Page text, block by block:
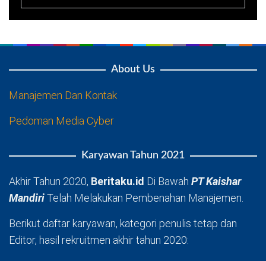
About Us
Manajemen Dan Kontak
Pedoman Media Cyber
Karyawan Tahun 2021
Akhir Tahun 2020, Beritaku.id Di Bawah PT Kaishar
MandiriTelah Melakukan Pembenahan Manajemen.
Berikut daftar karyawan, kategori penulis tetap dan
Editor, hasil rekruitmen akhir tahun 2020: